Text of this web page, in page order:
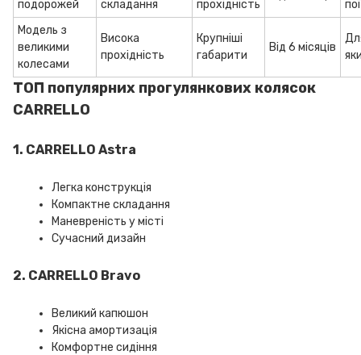
подорожей складання прохідність
Модель з
великими
колесами
Висока
прохідність
Крупніші
габарити
Від 6 місяців
ТОП популярних прогулянкових колясок
CARRELLO
1. CARRELLO Astra
Легка конструкція
Компактне складання
Маневреність у місті
Сучасний дизайн
2. CARRELLO Bravo
Великий капюшон
Якісна амортизація
Комфортне сидіння